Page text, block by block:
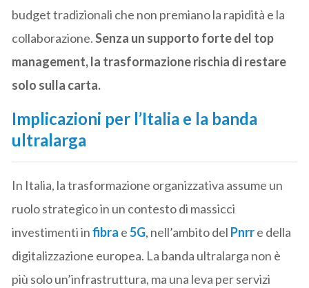
budget tradizionali che non premiano la rapidità e la
collaborazione.Senza un supporto forte del top
management, la trasformazione rischia di restare
solo sulla carta.
Implicazioni per l’Italia e la banda
ultralarga
In Italia, la trasformazione organizzativa assume un
ruolo strategico in un contesto di massicci
investimenti infibra e5G, nell’ambito del Pnrre della
digitalizzazione europea. La banda ultralarga non è
più solo un’infrastruttura, ma una leva per servizi